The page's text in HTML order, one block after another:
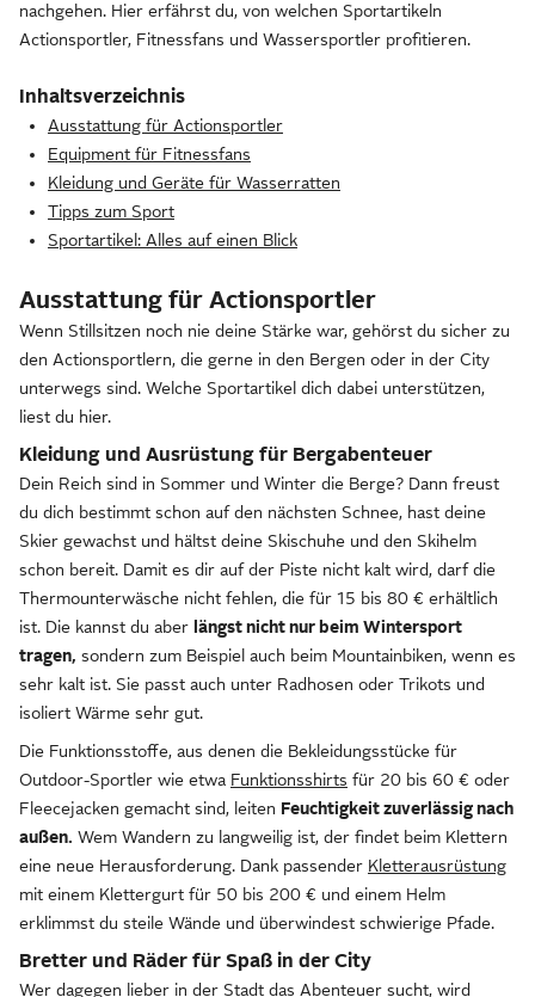
nachgehen. Hier erfährst du, von welchen Sportartikeln
Actionsportler, Fitnessfans und Wassersportler profitieren.
Inhaltsverzeichnis
Ausstattung für Actionsportler
Equipment für Fitnessfans
Kleidung und Geräte für Wasserratten
Tipps zum Sport
Sportartikel: Alles auf einen Blick
Ausstattung für Actionsportler
Wenn Stillsitzen noch nie deine Stärke war, gehörst du sicher zu
den Actionsportlern, die gerne in den Bergen oder in der City
unterwegs sind. Welche Sportartikel dich dabei unterstützen,
liest du hier.
Kleidung und Ausrüstung für Bergabenteuer
Dein Reich sind in Sommer und Winter die Berge? Dann freust
du dich bestimmt schon auf den nächsten Schnee, hast deine
Skier gewachst und hältst deine Skischuhe und den Skihelm
schon bereit. Damit es dir auf der Piste nicht kalt wird, darf die
Thermounterwäsche nicht fehlen, die für 15 bis 80 € erhältlich
ist. Die kannst du aber längst nicht nur beim Wintersport
tragen, sondern zum Beispiel auch beim Mountainbiken, wenn es
sehr kalt ist. Sie passt auch unter Radhosen oder Trikots und
isoliert Wärme sehr gut.
Die Funktionsstoffe, aus denen die Bekleidungsstücke für
Outdoor-Sportler wie etwa Funktionsshirts für 20 bis 60 € oder
Fleecejacken gemacht sind, leiten Feuchtigkeit zuverlässig nach
außen. Wem Wandern zu langweilig ist, der findet beim Klettern
eine neue Herausforderung. Dank passender Kletterausrüstung
mit einem Klettergurt für 50 bis 200 € und einem Helm
erklimmst du steile Wände und überwindest schwierige Pfade.
Bretter und Räder für Spaß in der City
Wer dagegen lieber in der Stadt das Abenteuer sucht, wird